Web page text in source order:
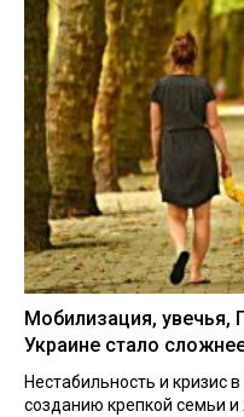
Мобилизация, увечья,
Украине стало
Нестабильность и кризис
созданию крепкой семьи